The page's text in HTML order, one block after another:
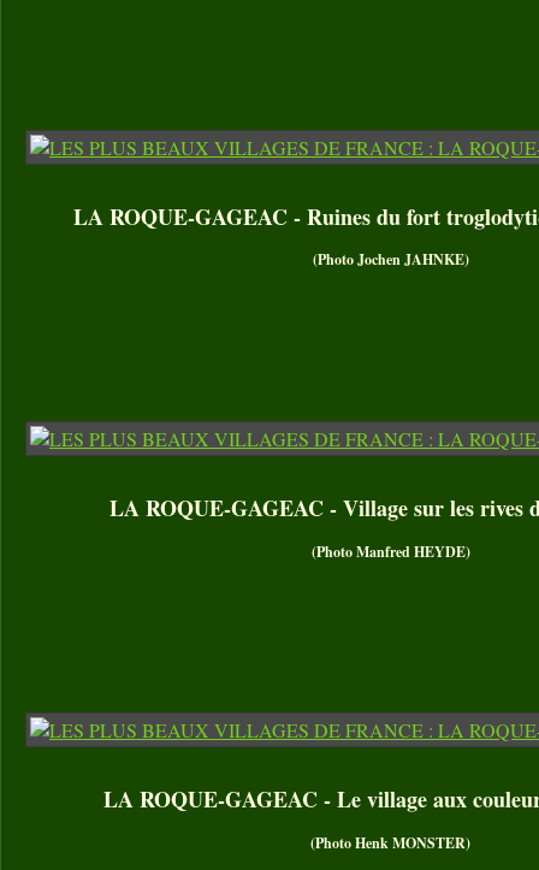
LA ROQUE-GAGEAC - Ruines du fort
(Photo Jochen JAHNKE)
LA ROQUE-GAGEAC - Village sur les rives
(Photo Manfred HEYDE)
LA ROQUE-GAGEAC - Le village aux
(Photo Henk MONSTER)